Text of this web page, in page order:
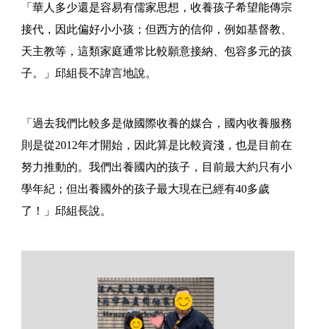
「華人多少還是容易有儒家思想，收養孩子希望能傳宗
接代，因此偏好小小孩；但西方的信仰，例如基督教、
天主教等，這類家庭通常比較願意接納、包容多元的孩
子。」邱組長不諱言地說。
「過去我們比較多是做國際收養的媒合，國內收養服務
則是從2012年才開始，因此算是比較資淺，也是目前在
努力推動的。我們出養國內的孩子，目前最大約只有小
學年紀；但出養國外的孩子最大現在已經有40多歲
了！」邱組長說。